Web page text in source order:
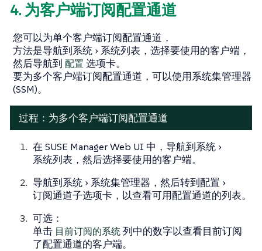
4. 为客户端订阅配置通道
您可以为单个客户端订阅配置通道，
方法是导航到系统 系统列表 ，选择要使用的客户端，
然后导航到 配置 选项卡。
要为多个客户端订阅配置通道，可以使用系统集管理器
(SSM)。
过程：为多个客户端订阅配置通道
在 SUSE Manager Web UI 中，导航到系统
系统列表 ，然后选择要使用的客户端。
导航到系统 系统集管理器 ，然后转到配置
订阅通道子选项卡，以查看可用配置通道的列表。
可选：
单击 目前订阅的系统列中的数字以查看目前订阅
了配置通道的客户端。